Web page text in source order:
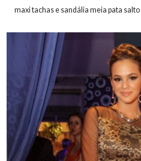
maxi tachas e sandália meia pata